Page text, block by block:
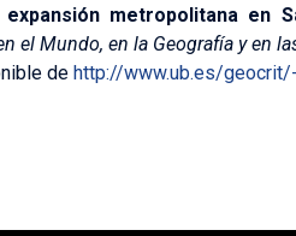
metropolitana en
el Mundo, en la Geografía y en
de http://www.ub.es/